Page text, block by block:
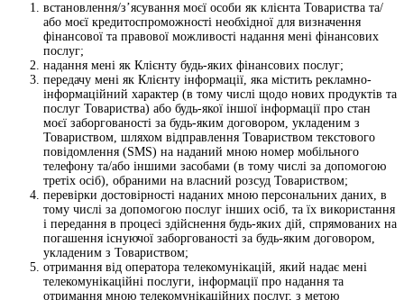
встановлення/з’ясування моєї особи як клієнта Товариства та/
або моєї кредитоспроможності необхідної для визначення
фінансової та правової можливості надання мені фінансових
послуг;
надання мені як Клієнту будь-яких фінансових послуг;
передачу мені як Клієнту інформації, яка містить рекламно-
інформаційний характер (в тому числі щодо нових продуктів та
послуг Товариства) або будь-якої іншої інформації про стан
моєї заборгованості за будь-яким договором, укладеним з
Товариством, шляхом відправлення Товариством текстового
повідомлення (SMS) на наданий мною номер мобільного
телефону та/або іншими засобами (в тому числі за допомогою
третіх осіб), обраними на власний розсуд Товариством;
перевірки достовірності наданих мною персональних даних, в
тому числі за допомогою послуг інших осіб, та їх використання
і передання в процесі здійснення будь-яких дій, спрямованих на
погашення існуючої заборгованості за будь-яким договором,
укладеним з Товариством;
отримання від оператора телекомунікацій, який надає мені
телекомунікаційні послуги, інформації про надання та
отримання мною телекомунікаційних послуг, з метою